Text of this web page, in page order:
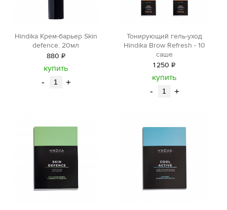
Hindika Крем-барьер Skin
defence. 20мл
880 Р
уб.
купить
- +
Тонирующий гель-уход
Hindika Brow Refresh - 10
саше
1250 Р
уб.
купить
- +